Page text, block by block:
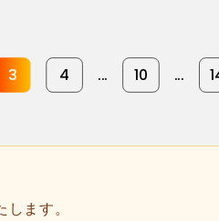
3 4 ... 10 ...
ます。